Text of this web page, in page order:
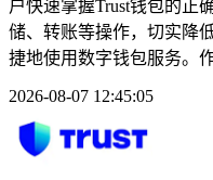
户快速掌握Trust钱包的正
储、转账等操作，切实降
捷地使用数字钱包服务。
2026-08-07 12:45:05